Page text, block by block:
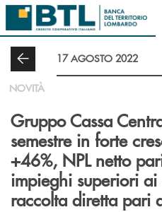
Salta al contenuto principale
17 AGOSTO 2022
NOVITÀ
Gruppo Cassa
semestre in forte
+46%, NPL netto
impieghi superiori
raccolta diretta pari